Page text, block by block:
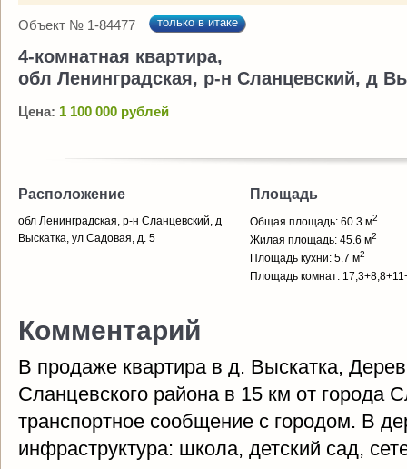
Объект № 1-84477 только в итаке
4-комнатная квартира,
обл Ленинградская, р-н Сланцевский, д
Цена: 1 100 000 рублей
Расположение
обл Ленинградская, р-н Сланцевский, д
Выскатка, ул Садовая, д. 5
Площадь
Общая площадь: 60.3 м2
Жилая площадь: 45.6 м2
Площадь кухни: 5.7 м2
Площадь комнат:
Комментарий
В продаже квартира в д. Выскатка,
Сланцевского района в 15 км от города
транспортное сообщение с городом. В
инфраструктура: школа, детский сад,